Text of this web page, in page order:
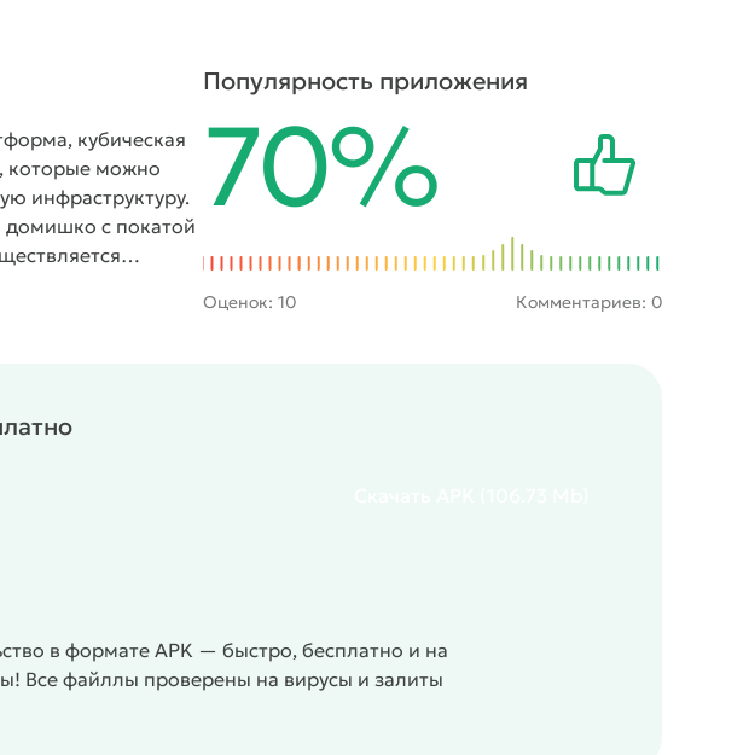
кубическая
которые можно
инфраструктуру.
домишко с покатой
По
Популярность приложения
70%
Оценок: 10 Комментариев: 0
в формате APK — быстро, бесплатно и на
Все файллы проверены на вирусы и залиты